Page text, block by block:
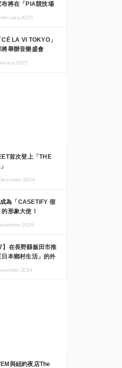
布將在「PIA競技場
LA VI TOKYO」
舉辦音樂盛會
首次登上「THE
為「CASETiFY 假
形象大使！
】在長野縣飯田市推
本鄉村生活」的外
與紐約夜店The